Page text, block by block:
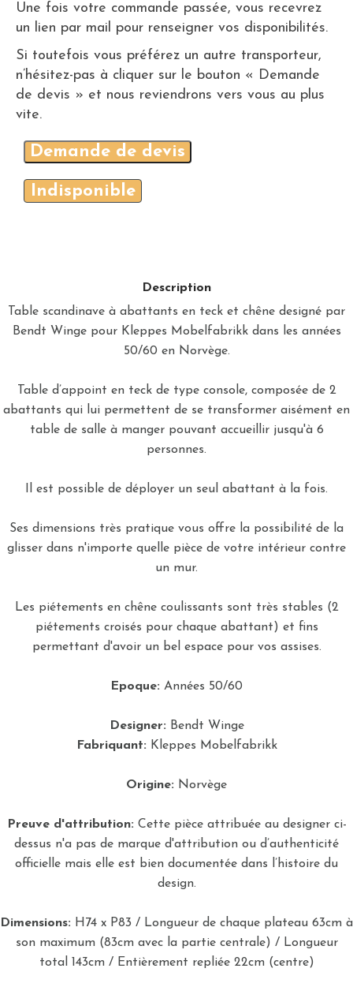
Une fois votre commande passée, vous recevrez
un lien par mail pour renseigner vos disponibilités.
Si toutefois vous préférez un autre transporteur,
n’hésitez-pas à cliquer sur le bouton « Demande
de devis » et nous reviendrons vers vous au plus
vite.
Demande de devis
Indisponible
Description
Table scandinave à abattants en teck et chêne designé par
Bendt Winge pour Kleppes Mobelfabrikk dans les années
50/60 en Norvège.
Table d’appoint en teck de type console, composée de 2
abattants qui lui permettent de se transformer aisément en
table de salle à manger pouvant accueillir jusqu'à 6
personnes.
Il est possible de déployer un seul abattant à la fois.
Ses dimensions très pratique vous offre la possibilité de la
glisser dans n'importe quelle pièce de votre intérieur contre
un mur.
Les piétements en chêne coulissants sont très stables (2
piétements croisés pour chaque abattant) et fins
permettant d'avoir un bel espace pour vos assises.
Epoque: Années 50/60
Designer: Bendt Winge
Fabriquant: Kleppes Mobelfabrikk
Origine: Norvège
Preuve d'attribution: Cette pièce attribuée au designer ci-
dessus n'a pas de marque d'attribution ou d’authenticité
officielle mais elle est bien documentée dans l’histoire du
design.
Dimensions: H74 x P83 / Longueur de chaque plateau 63cm à
son maximum (83cm avec la partie centrale) / Longueur
total 143cm / Entièrement repliée 22cm (centre)